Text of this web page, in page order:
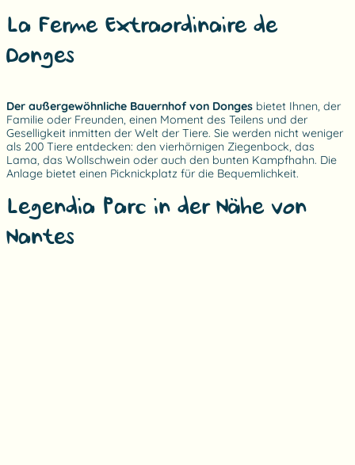
La Ferme Extraordinaire de
Donges
Der außergewöhnliche Bauernhof von Donges bietet Ihnen, der
Familie oder Freunden, einen Moment des Teilens und der
Geselligkeit inmitten der Welt der Tiere. Sie werden nicht weniger
als 200 Tiere entdecken: den vierhörnigen Ziegenbock, das
Lama, das Wollschwein oder auch den bunten Kampfhahn. Die
Anlage bietet einen Picknickplatz für die Bequemlichkeit.
Legendia Parc in der Nähe von
Nantes